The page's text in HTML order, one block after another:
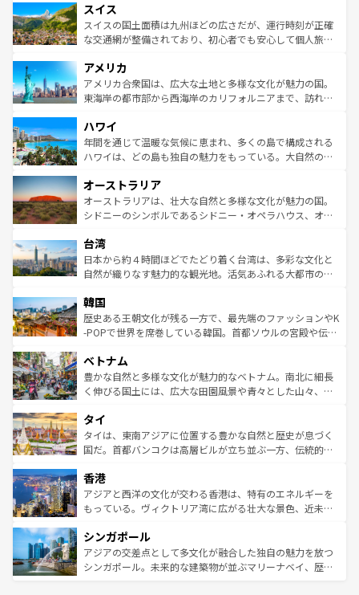
れる地方に足を運ぶとそれぞれで全く異なる文化を体験で
きるだろう。 なお、新着のフランス情報はコンテンツ一覧
を参照してほしい。
は、お酒好きな人にはぜひ体験してほしい。 なお、新着の
ドイツ情報はコンテンツ一覧を参照してほしい。
リアごとに異なる魅力がある。また、優雅なアフタヌーン
ティー、ビール好きにはたまらない英国パブ、サッカー観
戦など、本場だからこそできる体験も豊富。イギリスを旅
ンツ一覧を参照してほしい。
スイス
スイスの国土面積は九州ほどの広さだが、運行時刻が正確
な交通網が整備されており、初心者でも安心して個人旅行
の建物がそのまま残る町や、スイスならではのユニークな
博物館もあり、アルプス観光だけでなく町歩きも満喫する
ことができる。国民の所得が高いため物価も高いが、旅行
ば市内交通費無料で観光を楽しむこともできる。 なお、新
着のスイス情報はコンテンツ一覧 を参照してほしい。
アメリカ
アメリカ合衆国は、広大な土地と多様な文化が魅力の国。
東海岸の都市部から西海岸のカリフォルニアまで、訪れる
のような巨大都市は、観光、ショッピング、エンターテイ
ンメントが詰まった刺激的なスポットだ。一方、アメリカ
西部には大自然が広がり、グランドキャニオンやイエロー
部のニューオーリンズでは、音楽と美食が融合した独特の
文化が魅力。旅行者はアメリカの各地域で異なる魅力を楽
しみながら、その多様性と豊かな歴史を感じることができ
ならではの贅沢な旅のスタイルだ。 なお、新着のアメリカ
情報はコンテンツ一覧を参照してほしい。
ハワイ
年間を通じて温暖な気候に恵まれ、多くの島で構成される
ハワイは、どの島も独自の魅力をもっている。大自然の神
ワイ島は見逃せない。また、定番の観光地といえばオアフ
島だが、静かな自然を求めるならマウイ島やカウアイ島が
おすすめ。エメラルドグリーンに輝く海をはじめ、豊かな
れるおもてなしの心で訪れる人々を迎えてくれるハワイの
人々、おいしいローカルフードやハワイアンミュージッ
ク、伝統的なフラダンスなど、すべてがハワイの魅力を彩
ワイを、存分に味わってほしい。 なお、新着のハワイ情報
はコンテンツ一覧を参照してほしい。
オーストラリア
オーストラリアは、壮大な自然と多様な文化が魅力の国。
シドニーのシンボルであるシドニー・オペラハウス、オー
リアリーフや大陸中央部にそびえるウルル（エアーズロッ
ク）、タスマニアの美しい原生林やケアンズの熱帯雨林な
ど、見どころがたくさん。また、カフェやワイン、オージ
いる。アクティビティも充実しており、サーフィンやダイ
ビング、ハイキングなど、アウトドア好きにはたまらな
い。オーストラリアの多彩な魅力を存分に味わいつくそ
参照してほしい。
台湾
日本から約４時間ほどでたどり着く台湾は、多彩な文化と
自然が織りなす魅力的な観光地。活気あふれる大都市の台
ン）、静ひつな山岳地帯である台湾東部など、都市の喧騒
と山間の静けさが共存しており、訪れる人に新しい発見と
驚きをもたらしてくれる。また、奥深い台湾の食文化も魅
容にもいいと評判のスイーツなど、バラエティ豊かな料理
が味わえる。 なお、新着の台湾情報は コンテンツ一覧を参
照してほしい。
韓国
歴史ある王朝文化が残る一方で、最先端のファッションやK
-POPで世界を席巻している韓国。首都ソウルの宮殿や伝統
き、地方に足を延ばせば四季折々の自然美を楽しむことが
できる。そして、キムチや焼肉、絶品のストリートフード
まで、さまざまな韓国料理が待っている。夜には、韓国な
リティに包まれながら、韓国の多彩な魅力を心ゆくまで味
わってみてほしい。 なお、新着の韓国情報はコンテンツ一
覧を参照してほしい。
ベトナム
豊かな自然と多様な文化が魅力的なベトナム。南北に細長
く伸びる国土には、広大な田園風景や青々とした山々、世
急速な発展と共に伝統が息づく。ハノイの古い町並みやホ
ーチミン市のフランス統治時代の建物も、独特の雰囲気を
醸し出している。また、バラエティの豊かさとおいしさで
とつ。フォーやバインミー、ベトナムコーヒーなどは、ぜ
ひ現地で味わいたい。どの地域を訪れてもあたたかい人々
が旅行者を迎えてくれるので、きっと忘れられない旅にな
参照してほしい。
タイ
タイは、東南アジアに位置する豊かな自然と歴史が息づく
国だ。首都バンコクは高層ビルが立ち並ぶ一方、伝統的な
の活気が交差している。北部ではチェンマイなどの山岳地
帯で自然と触れ合い、南部ではプーケットやクラビの美し
いビーチでリゾート気分を楽しむことができる。タイ料理
激する。気候は一年中温暖で、どの季節にも異なる楽しみ
が待っている。親しみやすいタイの人々、仏教を中心とし
た文化、そして多様な観光資源が、訪れる旅人を魅了し続
香港
アジアと西洋の文化が交わる香港は、特有のエネルギーを
もっている。ヴィクトリア湾に広がる壮大な景色、近未来
み、どこを訪れても感動するはず。観光スポットが密集し
ており、効率よく見どころを回れるのも魅力。息をのむよ
うな絶景から文化的な体験まで、香港を存分に楽しみ尽く
シンガポール
アジアの交差点として多文化が融合した独自の魅力を放つ
シンガポール。未来的な建築物が並ぶマリーナベイ、歴史